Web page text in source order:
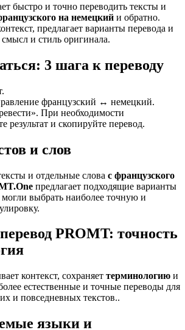
быстро и точно переводить тексты и
на немецкий и обратно.
предлагает варианты перевода и
смысл и стиль оригинала.
3 шага к переводу
французский ↔ немецкий.
При необходимости
результат и скопируйте перевод.
и слов
и отдельные слова с французского
предлагает подходящие варианты
выбрать наиболее точную и
PROMT: точность
контекст, сохраняет терминологию и
естественные и точные переводы для
и повседневных текстов..
языки и